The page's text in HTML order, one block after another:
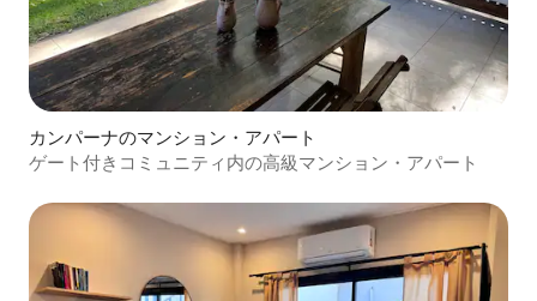
カンパーナのマンション・アパート
ゲート付きコミュニティ内の高級マンション・アパート